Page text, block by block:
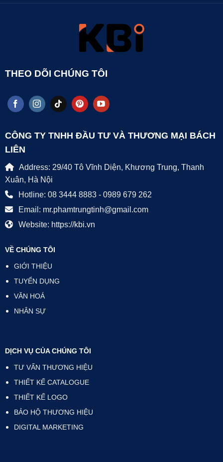
THEO DÕI CHÚNG TÔI
CÔNG TY TNHH ĐẦU TƯ VÀ THƯƠNG MẠI BÁCH
LIÊN
Address: 29/40 Tô Vĩnh Diện, Khương Trung, Thanh
Xuân, Hà Nội
Hotline: 08 3444 8883 - 0989 679 262
Email: mr.phamtrungtinh@gmail.com
Website: https://kbi.vn
VỀ CHÚNG TÔI
GIỚI THIỆU
TUYỂN DỤNG
VĂN HOÁ
NHÂN SỰ
DỊCH VỤ CỦA CHÚNG TÔI
TƯ VẤN THƯƠNG HIỆU
THIẾT KẾ CATALOGUE
THIẾT KẾ LOGO
BẢO HỘ THƯƠNG HIỆU
DIGITAL MARKETING